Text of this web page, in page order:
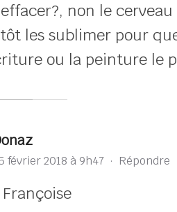
effacer?, non le
les sublimer pour
ou la peinture le
février 2018 à 9h47 · Répondre